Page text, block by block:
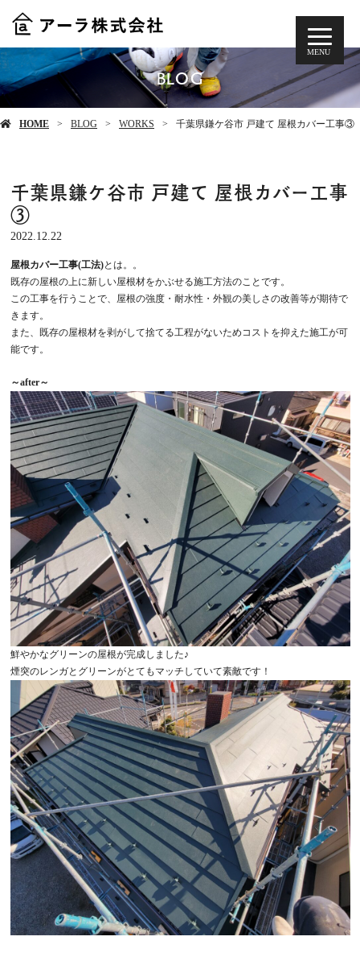
MENU
BLOG
HOME BLOG WORKS 千葉県鎌ケ谷市 戸建て 屋根カバー工事③
千葉県鎌ケ谷市 戸建て 屋根カバー工事
③
2022.12.22
屋根カバー工事(工法)とは。。
既存の屋根の上に新しい屋根材をかぶせる施工方法のことです。
この工事を行うことで、屋根の強度・耐水性・外観の美しさの改善等が期待で
きます。
また、既存の屋根材を剥がして捨てる工程がないためコストを抑えた施工が可
能です。
～after～
鮮やかなグリーンの屋根が完成しました♪
煙突のレンガとグリーンがとてもマッチしていて素敵です！